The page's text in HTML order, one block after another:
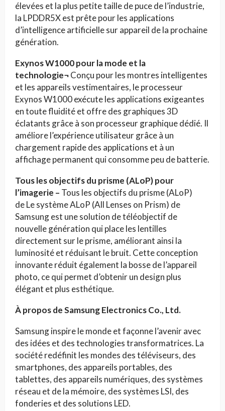
élevées et la plus petite taille de puce de l’industrie,
la LPDDR5X est prête pour les applications
d’intelligence artificielle sur appareil de la prochaine
génération.
Exynos W1000 pour la mode et la
technologie¬Conçu pour les montres intelligentes
et les appareils vestimentaires, le processeur
Exynos W1000 exécute les applications exigeantes
en toute fluidité et offre des graphiques 3D
éclatants grâce à son processeur graphique dédié. Il
améliore l’expérience utilisateur grâce à un
chargement rapide des applications et à un
affichage permanent qui consomme peu de batterie.
Tous les objectifs du prisme (ALoP) pour
l’imagerie – Tous les objectifs du prisme (ALoP)
de Le système ALoP (All Lenses on Prism) de
Samsung est une solution de téléobjectif de
nouvelle génération qui place les lentilles
directement sur le prisme, améliorant ainsi la
luminosité et réduisant le bruit. Cette conception
innovante réduit également la bosse de l’appareil
photo, ce qui permet d’obtenir un design plus
élégant et plus esthétique.
À propos de Samsung Electronics Co., Ltd.
Samsung inspire le monde et façonne l’avenir avec
des idées et des technologies transformatrices. La
société redéfinit les mondes des téléviseurs, des
smartphones, des appareils portables, des
tablettes, des appareils numériques, des systèmes
réseau et de la mémoire, des systèmes LSI, des
fonderies et des solutions LED.